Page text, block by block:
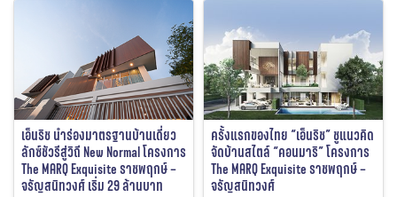
เอ็นริช นำร่องมาตรฐานบ้านเดี่ยว
ลักซ์ชัวรีสู่วิถี New Normal โครงการ
The MARQ Exquisite ราชพฤกษ์ –
จรัญสนิทวงศ์ เริ่ม 29 ล้านบาท
ครั้งแรกของไทย “เอ็นริช” ชูแนวคิด
จัดบ้านสไตล์ “คอนมาริ” โครงการ
The MARQ Exquisite ราชพฤกษ์ –
จรัญสนิทวงศ์